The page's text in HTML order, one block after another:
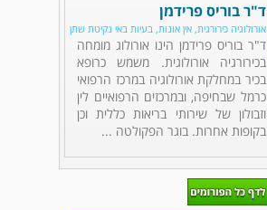
ד"ר בוריס פרידמן
אורולוגיה כירורגית, אין אונות, בעיות באי נקיטת שתן
ד"ר בוריס פרידמן הינו אורולוג מומחה
בכירורגיה אורולוגית. משמש כרופא
בכיר במחלקת אורולוגיה במרכז הרפואי
כרמל שבחיפה, ובמרכזים הרפואיים לין
וזבולון של שירותי בריאות כללית וכן
בקופות אחרות. בוגר הפקולטה ...